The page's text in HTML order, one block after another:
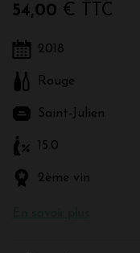
54,00 € TTC
2018
Rouge
Saint-Julien
15.0
2ème vin